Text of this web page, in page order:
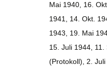
Mai 1940, 16.
1941, 14. Okt.
1943, 19. Mai
15. Juli 1944,
(Protokoll), 2.